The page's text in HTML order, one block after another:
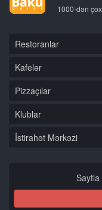
1000-dən
Restoranlar
Kafelər
Pizzaçılar
Klublar
İstirahət Mərkəzi
Saytla